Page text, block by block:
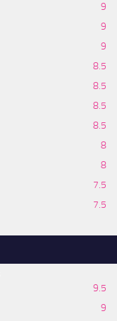
9
9
9
8.5
8.5
8.5
8.5
8
8
7.5
7.5
9.5
9